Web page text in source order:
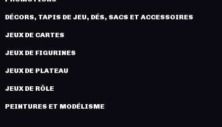
DÉCORS, TAPIS DE JEU, DÉS, SACS ET ACCESSOIRES
JEUX DE CARTES
JEUX DE FIGURINES
JEUX DE PLATEAU
JEUX DE RÔLE
PEINTURES ET MODÉLISME